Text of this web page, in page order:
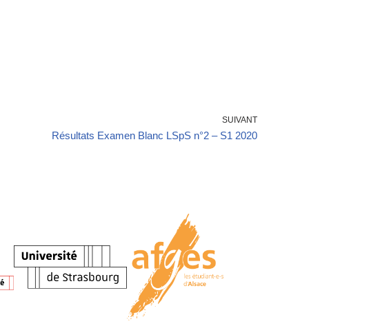
SUIVANT
Résultats Examen Blanc LSpS n°2 – S1 2020